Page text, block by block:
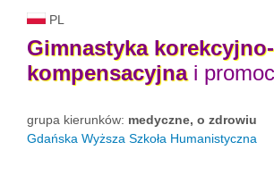
PL
Gimnastyka korekcyjno-
kompensacyjnai
grupa kierunków: medyczne, o zdrowiu
Gdańska Wyższa Szkoła Humanistyczna